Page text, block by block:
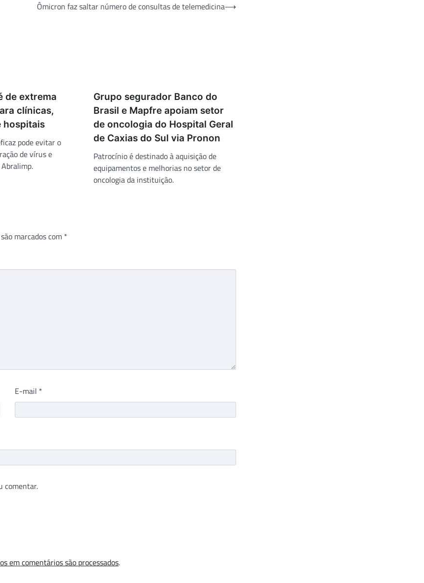
Ômicron faz saltar número de consultas de telemedicina⟶
de extrema
clínicas,
hospitais
pode evitar o
de vírus e
Grupo segurador Banco do
Brasil e Mapfre apoiam setor
de oncologia do Hospital Geral
de Caxias do Sul via Pronon
Patrocínio é destinado à aquisição de
equipamentos e melhorias no setor de
oncologia da instituição.
marcados com *
E-mail *
comentar.
em comentários são processados.